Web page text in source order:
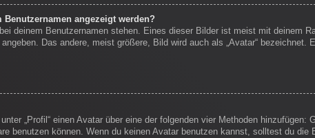
angezeigt werden?
deinem Benutzernamen stehen. Eines dieser Bilder ist meist mit deinem
Das andere, meist größere, Bild wird auch als „Avatar“
„Profil“ einen Avatar über eine der folgenden vier Methoden
benutzen können. Wenn du keinen Avatar benutzen kannst, solltest du die